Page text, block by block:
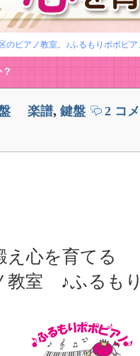
のピアノ教室。♪ふるもりポポピ
楽譜, 鍵盤 2 コ
え心を育てる
教室 ♪ふるも